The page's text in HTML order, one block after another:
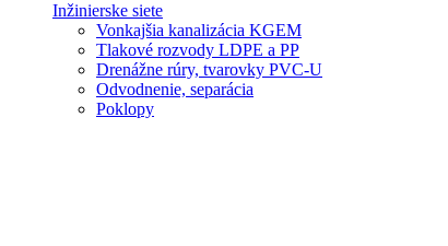
Inžinierske siete
Vonkajšia kanalizácia KGEM
Tlakové rozvody LDPE a PP
Drenážne rúry, tvarovky PVC-U
Odvodnenie, separácia
Poklopy